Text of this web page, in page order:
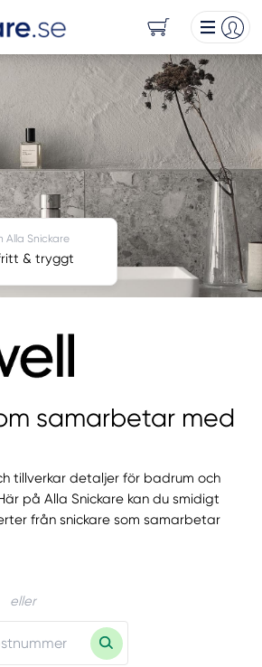
samarbetar med
tillverkar detaljer för badrum och
på Alla Snickare kan du smidigt
från snickare som samarbetar
eller
Alla Snickare
& tryggt